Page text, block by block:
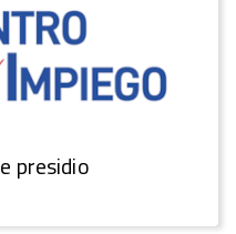
presidio